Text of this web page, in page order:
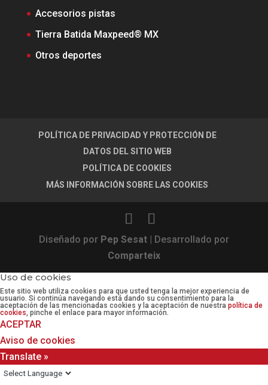
Accesorios pistas
Tierra Batida Maxpeed® MX
Otros deportes
POLÍTICA DE PRIVACIDAD Y PROTECCIÓN DE
DATOS DEL SITIO WEB
POLÍTICA DE COOKIES
MÁS INFORMACIÓN SOBRE LAS COOKIES
Diseñado por Pep Sesat| Desarrollado por
Comparteix
Uso de cookies
Este sitio web utiliza cookies para que usted tenga la mejor experiencia de
usuario. Si continúa navegando está dando su consentimiento para la
aceptación de las mencionadas cookies y la aceptación de nuestra política de
cookies, pinche el enlace para mayor información.
ACEPTAR
Aviso de cookies
Translate »